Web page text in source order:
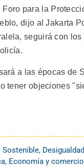
para la
dijo al Jakarta
seguirá con
a las épocas de
tener objeciones
Sostenible,
, Economía y comercio